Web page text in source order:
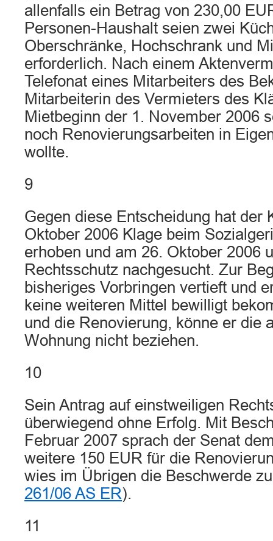
allenfalls ein Betrag von 230,00
Personen-Haushalt seien zwei
Oberschränke, Hochschrank und
erforderlich. Nach einem
Telefonat eines Mitarbeiters des
Mitarbeiterin des Vermieters des
Mietbeginn der 1. November 2006
noch Renovierungsarbeiten in
wollte.
9
Gegen diese Entscheidung hat der
Oktober 2006 Klage beim
erhoben und am 26. Oktober 2006
Rechtsschutz nachgesucht. Zur
bisheriges Vorbringen vertieft und
keine weiteren Mittel bewilligt
und die Renovierung, könne er die
Wohnung nicht beziehen.
10
Sein Antrag auf einstweiligen
überwiegend ohne Erfolg. Mit
Februar 2007 sprach der Senat
weitere 150 EUR für die
wies im Übrigen die Beschwerde
261/06 AS ER).
11